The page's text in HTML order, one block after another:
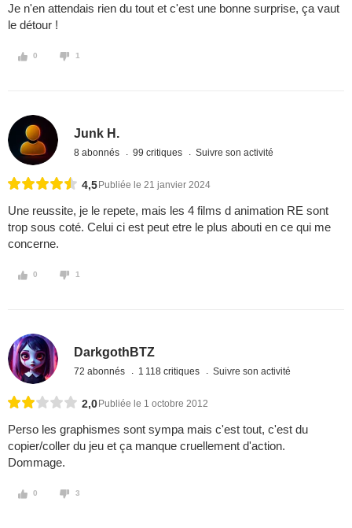
Je n'en attendais rien du tout et c'est une bonne surprise, ça vaut
le détour !
0 1
Junk H.
8 abonnés 99 critiques Suivre son activité
4,5 Publiée le 21 janvier 2024
Une reussite, je le repete, mais les 4 films d animation RE sont
trop sous coté. Celui ci est peut etre le plus abouti en ce qui me
concerne.
0 1
DarkgothBTZ
72 abonnés 1 118 critiques Suivre son activité
2,0 Publiée le 1 octobre 2012
Perso les graphismes sont sympa mais c'est tout, c'est du
copier/coller du jeu et ça manque cruellement d'action.
Dommage.
0 3